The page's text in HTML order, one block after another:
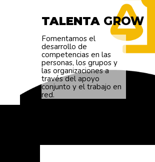
TALENTA GROW
Fomentamos el
desarrollo de
competencias en las
personas, los grupos y
las organizaciones a
través del apoyo
conjunto y el trabajo en
red.